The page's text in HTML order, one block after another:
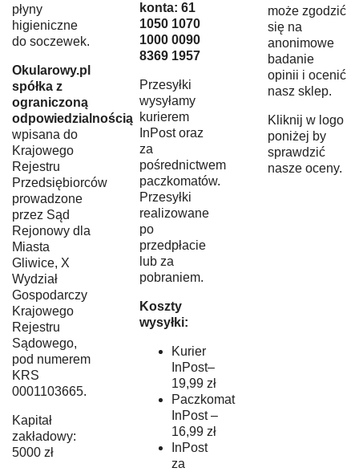
płyny
higieniczne
do soczewek.
Okularowy.pl
spółka z
ograniczoną
odpowiedzialnością
wpisana do
Krajowego
Rejestru
Przedsiębiorców
prowadzone
przez Sąd
Rejonowy dla
Miasta
Gliwice, X
Wydział
Gospodarczy
Krajowego
Rejestru
Sądowego,
pod numerem
KRS
0001103665.
Kapitał
zakładowy:
5000 zł
konta: 61
1050 1070
1000 0090
8369 1957
Przesyłki
wysyłamy
kurierem
InPost oraz
za
pośrednictwem
paczkomatów.
Przesyłki
realizowane
po
przedpłacie
lub za
pobraniem.
Koszty
wysyłki:
Kurier
InPost–
19,99 zł
Paczkomat
InPost –
16,99 zł
InPost
za
może zgodzić
się na
anonimowe
badanie
opinii i ocenić
nasz sklep.
Kliknij w logo
poniżej by
sprawdzić
nasze oceny.